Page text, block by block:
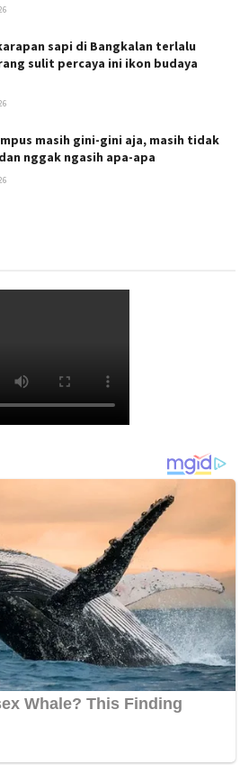
sapi di Bangkalan terlalu
sulit percaya ini ikon budaya
masih gini-gini aja, masih tidak
nggak ngasih apa-apa